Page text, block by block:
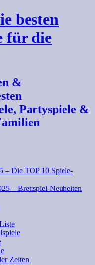
besten
für die
&
Partyspiele &
– Die TOP 10 Spiele-
– Brettspiel-Neuheiten
Zeiten